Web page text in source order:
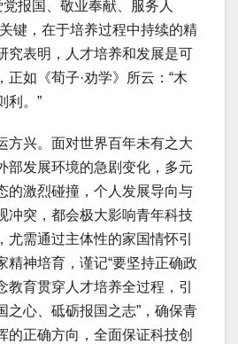
党报国、敬业奉献、服务人
键，在于培养过程中持续的精
究表明，人才培养和发展是可
正如《荀子·劝学》所云：“木
利。”
兴。面对世界百年未有之大
部发展环境的急剧变化，多元
的激烈碰撞，个人发展导向与
冲突，都会极大影响青年科技
尤需通过主体性的家国情怀引
精神培育，谨记“要坚持正确政
教育贯穿人才培养全过程，引
之心、砥砺报国之志”，确保青
的正确方向，全面保证科技创